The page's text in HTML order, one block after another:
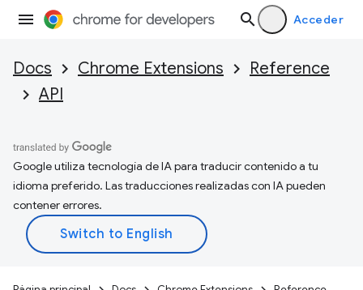
Acceder
Docs Chrome Extensions
Reference
API
Google utiliza tecnología de IA para traducir contenido a tu
idioma preferido. Las traducciones realizadas con IA pueden
contener errores.